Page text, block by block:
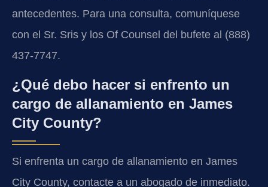
antecedentes. Para una consulta, comuníquese
con el Sr. Sris y los Of Counsel del bufete al (888)
437-7747.
¿Qué debo hacer si enfrento un
cargo de allanamiento en James
City County?
Si enfrenta un cargo de allanamiento en James
City County, contacte a un abogado de inmediato.